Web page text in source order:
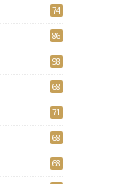
74
86
98
68
71
68
68